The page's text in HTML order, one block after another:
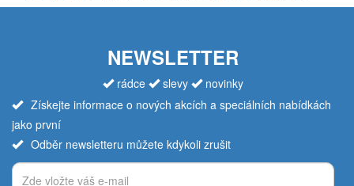
NEWSLETTER
rádce slevy
novinky
Získejte informace o nových akcích a speciálních nabídkách
jako první
Odběr newsletteru můžete kdykoli zrušit